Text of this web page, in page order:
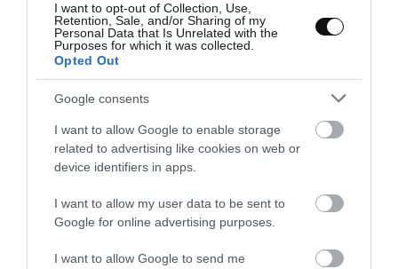
I want to opt-out of Collection, Use,
Retention, Sale, and/or Sharing of my
Personal Data that Is Unrelated with the
Purposes for which it was collected.
Opted Out
Google consents
I want to allow Google to enable storage
related to advertising like cookies on web or
device identifiers in apps.
I want to allow my user data to be sent to
Google for online advertising purposes.
I want to allow Google to send me
Galletas de pecanas rellenas de
Nutella